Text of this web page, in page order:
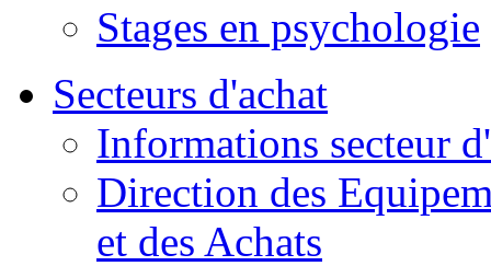
Stages en psychologie
Secteurs d'achat
Informations secteur
Direction des
et des Achats